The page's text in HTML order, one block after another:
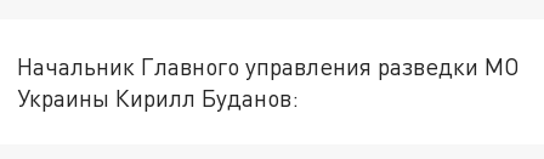
Начальник Главного управления разведки МО
Украины Кирилл Буданов: